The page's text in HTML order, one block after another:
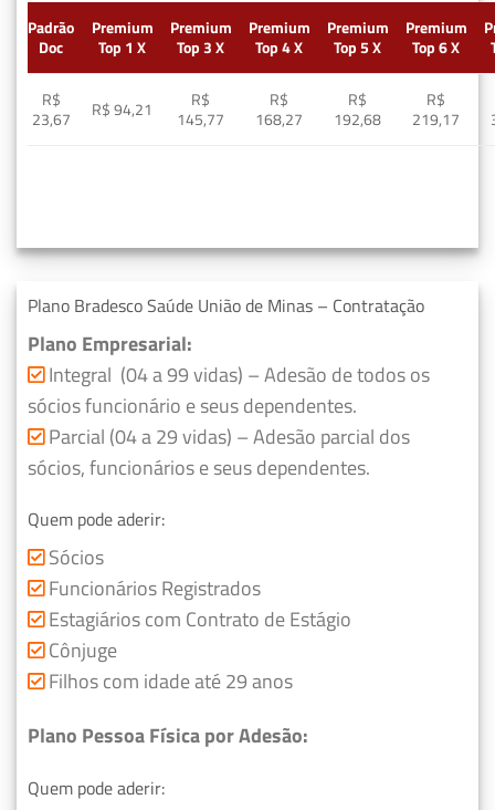
Padrão
Doc
Premium
Top 1 X
Premium
Top 3 X
Premium
Top 4 X
Premium
Top 5 X
Premium
Top 6 X
R$
23,67
R$ 94,21
R$
145,77
R$
168,27
R$
192,68
R$
219,17
Plano Bradesco Saúde União de Minas – Contratação
Plano Empresarial:
Integral (04 a 99 vidas) – Adesão de todos os
sócios funcionário e seus dependentes.
Parcial (04 a 29 vidas) – Adesão parcial dos
sócios, funcionários e seus dependentes.
Quem pode aderir:
Sócios
Funcionários Registrados
Estagiários com Contrato de Estágio
Cônjuge
Filhos com idade até 29 anos
Plano Pessoa Física por Adesão:
Quem pode aderir: